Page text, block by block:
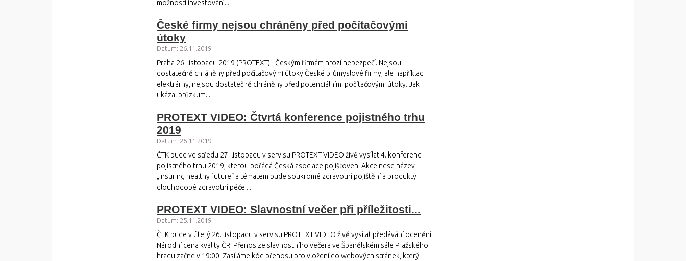
možnosti investování...
České firmy nejsou chráněny před počítačovými
útoky
Datum: 26.11.2019
Praha 26. listopadu 2019 (PROTEXT) - Českým firmám hrozí nebezpečí. Nejsou
dostatečně chráněny před počítačovými útoky České průmyslové firmy, ale například i
elektrárny, nejsou dostatečně chráněny před potenciálními počítačovými útoky. Jak
ukázal průzkum...
PROTEXT VIDEO: Čtvrtá konference pojistného trhu
2019
Datum: 26.11.2019
ČTK bude ve středu 27. listopadu v servisu PROTEXT VIDEO živě vysílat 4. konferenci
pojistného trhu 2019, kterou pořádá Česká asociace pojišťoven. Akce nese název
„Insuring healthy future“ a tématem bude soukromé zdravotní pojištění a produkty
dlouhodobé zdravotní péče....
PROTEXT VIDEO: Slavnostní večer při příležitosti...
Datum: 25.11.2019
ČTK bude v úterý 26. listopadu v servisu PROTEXT VIDEO živě vysílat předávání ocenění
Národní cena kvality ČR. Přenos ze slavnostního večera ve Španělském sále Pražského
hradu začne v 19:00. Zasíláme kód přenosu pro vložení do webových stránek, který